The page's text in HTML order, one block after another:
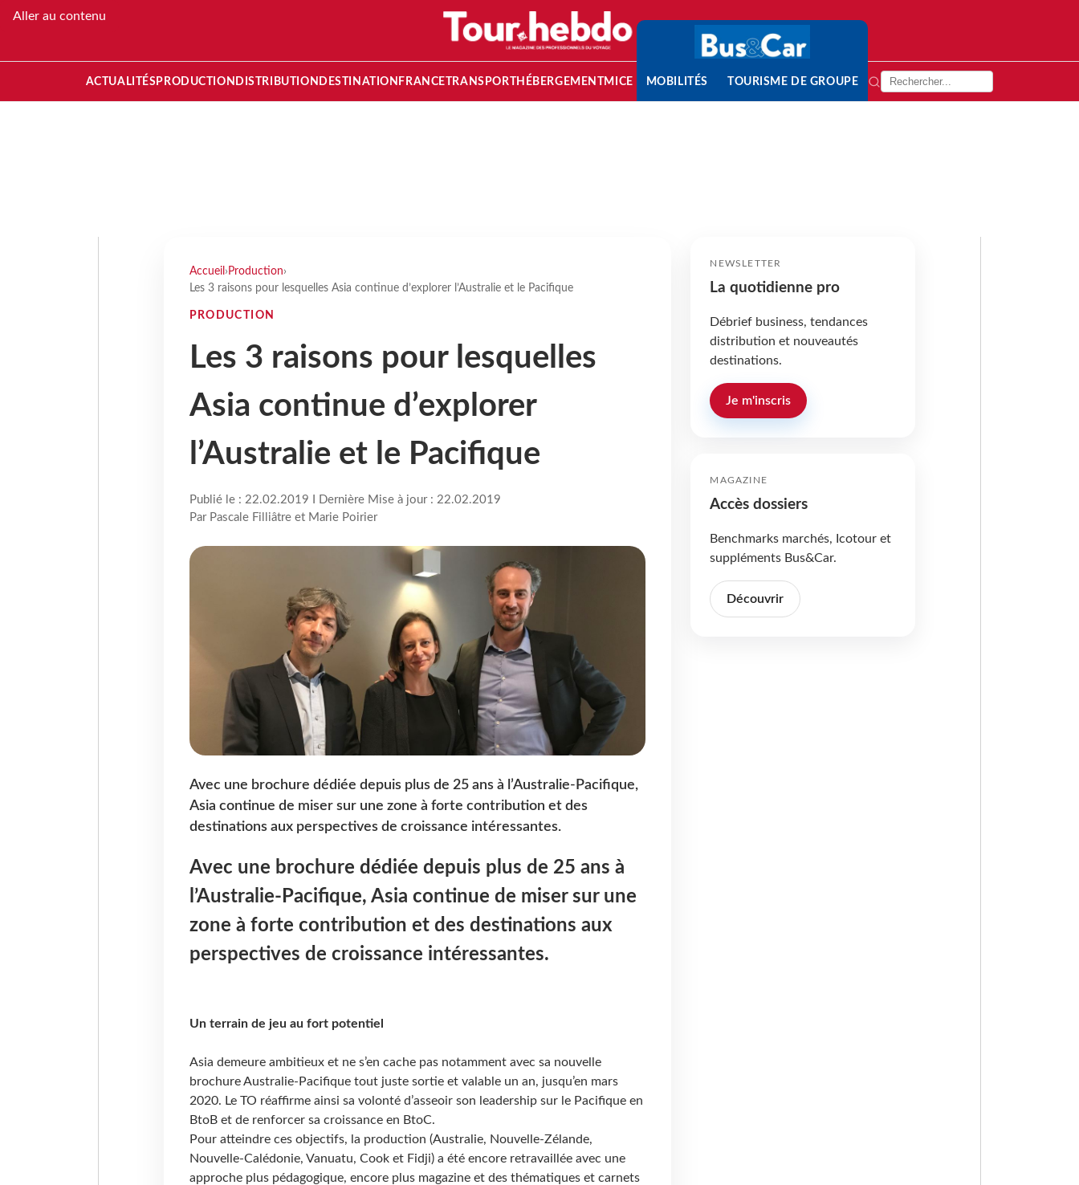
Aller au contenu
ACTUALITÉS PRODUCTION DISTRIBUTION DESTINATION FRANCETRANSPORT HÉBERGEMENTMICE MOBILITÉS TOURISME DE GROUPE
Accueil › Production›
Les 3 raisons pour lesquelles Asia continue d’explorer l’Australie et le Pacifique
PRODUCTION
Les 3 raisons pour lesquelles
Asia continue d’explorer
l’Australie et le Pacifique
Publié le : 22.02.2019 I Dernière Mise à jour : 22.02.2019
Par Pascale Filliâtre et Marie Poirier
Avec une brochure dédiée depuis plus de 25 ans à l’Australie-Pacifique,
Asia continue de miser sur une zone à forte contribution et des
destinations aux perspectives de croissance intéressantes.
Avec une brochure dédiée depuis plus de 25 ans à
l’Australie-Pacifique, Asia continue de miser sur une
zone à forte contribution et des destinations aux
perspectives de croissance intéressantes.
Un terrain de jeu au fort potentiel
Asia demeure ambitieux et ne s’en cache pas notamment avec sa nouvelle
brochure Australie-Pacifique tout juste sortie et valable un an, jusqu’en mars
2020. Le TO réaffirme ainsi sa volonté d’asseoir son leadership sur le Pacifique en
BtoB et de renforcer sa croissance en BtoC.
Pour atteindre ces objectifs, la production (Australie, Nouvelle-Zélande,
Nouvelle-Calédonie, Vanuatu, Cook et Fidji) a été encore retravaillée avec une
approche plus pédagogique, encore plus magazine et des thématiques et carnets
NEWSLETTER
La quotidienne pro
Débrief business, tendances
distribution et nouveautés
destinations.
Je m'inscris
MAGAZINE
Accès dossiers
Benchmarks marchés, Icotour et
suppléments Bus&Car.
Découvrir